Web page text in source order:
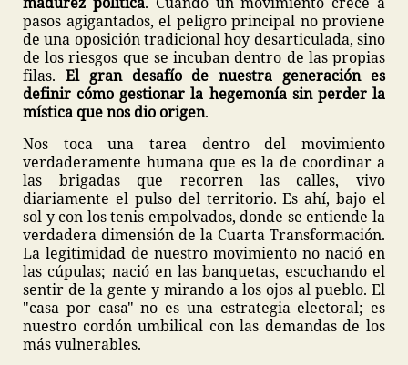
pasos agigantados, el peligro principal no proviene
de una oposición tradicional hoy desarticulada, sino
de los riesgos que se incuban dentro de las propias
filas. El gran desafío de nuestra generación es
definir cómo gestionar la hegemonía sin perder la
mística que nos dio origen.
Nos toca una tarea dentro del movimiento
verdaderamente humana que es la de coordinar a
las brigadas que recorren las calles, vivo
diariamente el pulso del territorio. Es ahí, bajo el
sol y con los tenis empolvados, donde se entiende la
verdadera dimensión de la Cuarta Transformación.
La legitimidad de nuestro movimiento no nació en
las cúpulas; nació en las banquetas, escuchando el
sentir de la gente y mirando a los ojos al pueblo. El
"casa por casa" no es una estrategia electoral; es
nuestro cordón umbilical con las demandas de los
más vulnerables.